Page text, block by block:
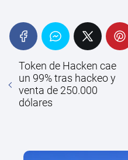
Token de Hacken cae
un 99% tras hackeo y
venta de 250.000
dólares